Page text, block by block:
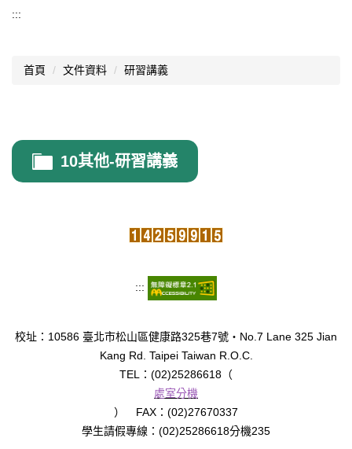
:::
首頁 文件資料 研習講義
10其他-研習講義
:::
校址：10586 臺北市松山區健康路325巷7號‧No.7 Lane 325 Jian
Kang Rd. Taipei Taiwan R.O.C.
TEL：(02)25286618（
處室分機
） FAX：(02)27670337
學生請假專線：(02)25286618分機235